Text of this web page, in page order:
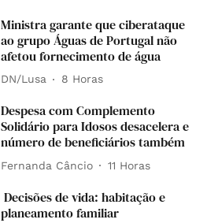
Ministra garante que ciberataque
ao grupo Águas de Portugal não
afetou fornecimento de água
DN/Lusa 8 Horas
Despesa com Complemento
Solidário para Idosos desacelera e
número de beneficiários também
Fernanda Câncio 11 Horas
Decisões de vida: habitação e
planeamento familiar